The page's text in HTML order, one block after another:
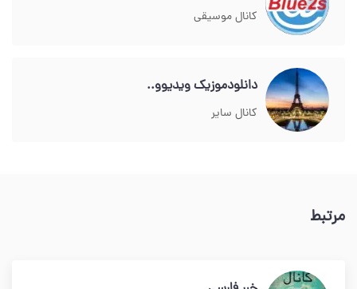
کانال موسیقی
دانلودموزیک ویدیوو..
کانال سایر
مرتبط